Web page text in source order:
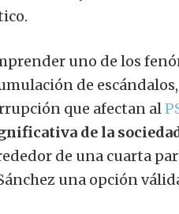
uno de los
de
que afectan al
de la
de una cuarta
una opción